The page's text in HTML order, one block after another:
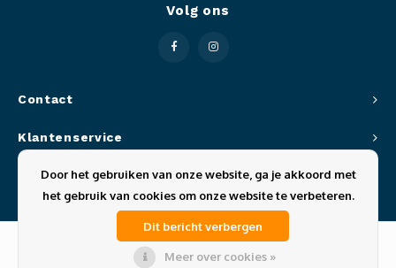
Contact
Volg ons
Klantenservice
Mijn account
Door het gebruiken van onze website, ga je akkoord met
het gebruik van cookies om onze website te verbeteren.
Dit bericht verbergen
Meer over cookies »